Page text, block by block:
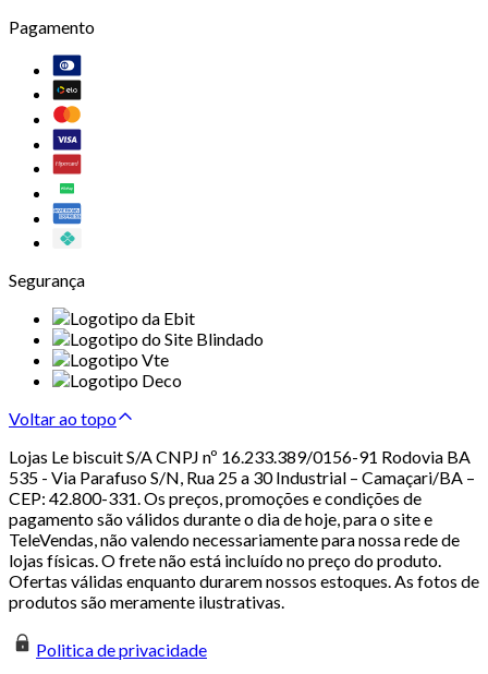
Pagamento
Segurança
Voltar ao topo
Lojas Le biscuit S/A CNPJ nº 16.233.389/0156-91 Rodovia BA
535 - Via Parafuso S/N, Rua 25 a 30 Industrial – Camaçari/BA –
CEP: 42.800-331. Os preços, promoções e condições de
pagamento são válidos durante o dia de hoje, para o site e
TeleVendas, não valendo necessariamente para nossa rede de
lojas físicas. O frete não está incluído no preço do produto.
Ofertas válidas enquanto durarem nossos estoques. As fotos de
produtos são meramente ilustrativas.
Politica de privacidade